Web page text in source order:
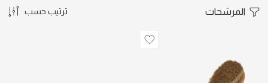
المرشحات ترتيب حسب